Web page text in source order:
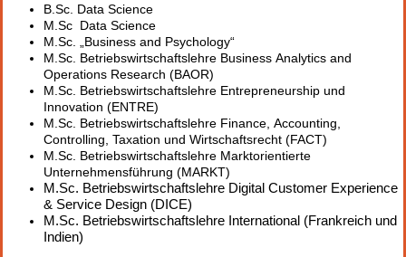
B.Sc. Data Science
M.Sc Data Science
M.Sc. „Business and Psychology“
M.Sc. Betriebswirtschaftslehre Business Analytics and
Operations Research (BAOR)
M.Sc. Betriebswirtschaftslehre Entrepreneurship und
Innovation (ENTRE)
M.Sc. Betriebswirtschaftslehre Finance, Accounting,
Controlling, Taxation und Wirtschaftsrecht (FACT)
M.Sc. Betriebswirtschaftslehre Marktorientierte
Unternehmensführung (MARKT)
M.Sc. Betriebswirtschaftslehre Digital Customer Experience
& Service Design (DICE)
M.Sc. Betriebswirtschaftslehre International (Frankreich und
Indien)